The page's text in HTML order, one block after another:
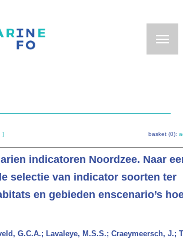
] basket (0):
indicatoren Noordzee. Naar
selectie van indicator soorten ter
en gebieden enscenario’s
G.C.A.; Lavaleye, M.S.S.; Craeymeersch, J.;